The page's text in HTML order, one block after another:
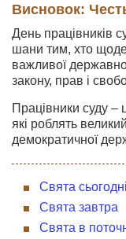
Висновок:
День працівників
шани тим, хто
важливої
закону, прав і
Працівники суду –
які роблять
демократичної
Свята сьогодні
Свята завтра
Свята в